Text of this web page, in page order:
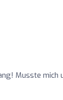
Musste mich